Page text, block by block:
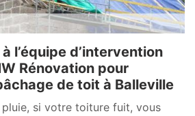
l’équipe d’intervention
Rénovation pour
de toit à Balleville
pluie, si votre toiture fuit, vous